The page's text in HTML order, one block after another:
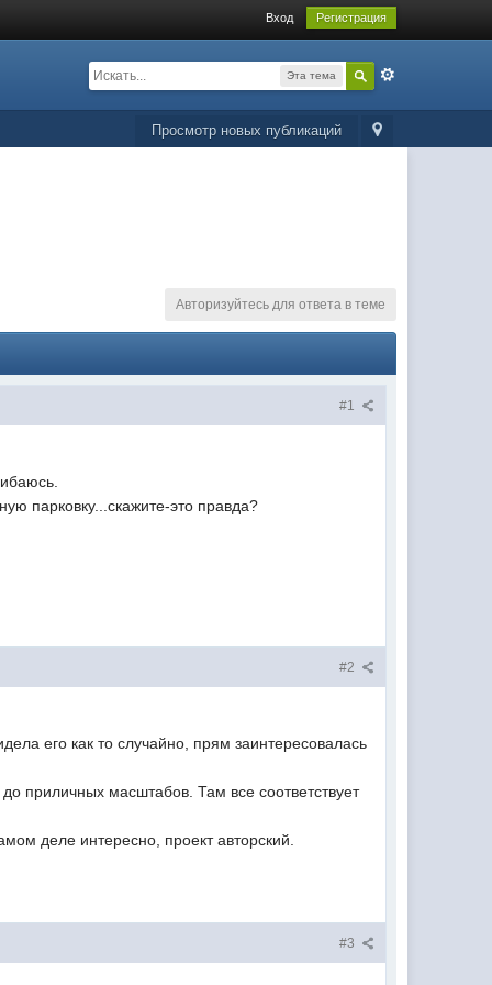
Вход Регистрация
Эта тема
Просмотр новых публикаций
Авторизуйтесь для ответа в теме
#1
парковку...скажите-это правда?
#2
его как то случайно, прям заинтересовалась
приличных масштабов. Там все соответствует
деле интересно, проект авторский.
#3